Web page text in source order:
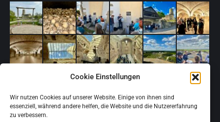
Cookie Einstellungen
Wir nutzen Cookies auf unserer Website. Einige von ihnen sind
essenziell, während andere helfen, die Website und die Nutzererfahrung
zu verbessern.